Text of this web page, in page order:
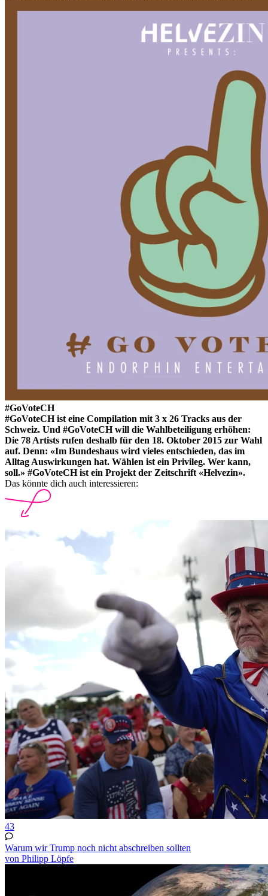
#GoVoteCH
#GoVoteCH ist eine Compilation mit 3 x 26 Tracks aus der
Schweiz. Und #GoVoteCH will die Wahlbeteiligung erhöhen:
Die 78 Artists rufen deshalb für den 18. Oktober 2015 zur Wahl
auf. Denn: «Im Bundeshaus wird vieles entschieden, das im
Alltag Auswirkungen hat. Wählen ist ein Privileg. Wer kann,
soll.» #GoVoteCH ist ein Projekt der Zeitschrift «Helvezin».
Das könnte dich auch interessieren:
43
Warum wir Trump noch nicht abschreiben sollten
von Philipp Löpfe